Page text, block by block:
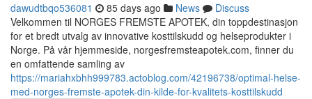
dawudtbqo536081 85 days ago News
Discuss
Velkommen til NORGES FREMSTE APOTEK, din toppdestinasjon
for et bredt utvalg av innovative kosttilskudd og helseprodukter i
Norge. På vår hjemmeside, norgesfremsteapotek.com, finner du
en omfattende samling av
https://mariahxbhh999783.actoblog.com/42196738/optimal-helse-
med-norges-fremste-apotek-din-kilde-for-kvalitets-kosttilskudd